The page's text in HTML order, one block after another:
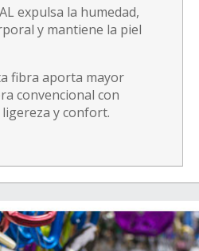
expulsa la humedad,
y mantiene la piel
fibra aporta mayor
convencional con
y confort.